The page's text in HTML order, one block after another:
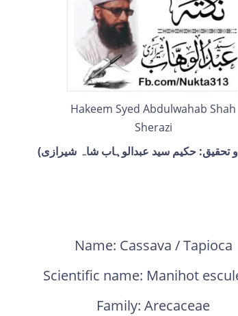
Hakeem Syed Abdulwahab Shah
Sherazi
و تحقیق: حکیم سید عبدالوہاب شاہ شیرازی)
Name: Cassava / Tapioca
Scientific name: Manihot
Family: Arecaceae